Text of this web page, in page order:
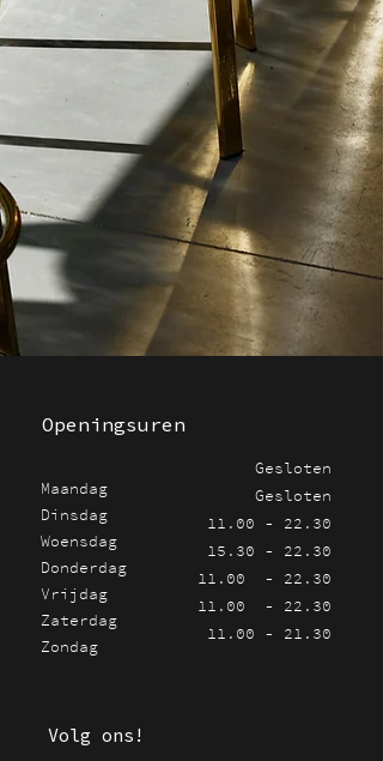
Openingsuren
Maandag
Dinsdag
Woensdag
Donderdag
Vrijdag
Zaterdag
Zondag
Gesloten
Gesloten
11.00 - 22.30
15.30 - 22.30
11.00 - 22.30
11.00 - 22.30
11.00 - 21.30
Volg ons!